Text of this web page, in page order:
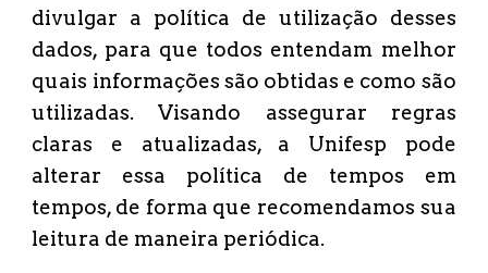
divulgar a política de utilização desses
dados, para que todos entendam melhor
quais informações são obtidas e como são
utilizadas. Visando assegurar regras
claras e atualizadas, a Unifesp pode
alterar essa política de tempos em
tempos, de forma que recomendamos sua
leitura de maneira periódica.